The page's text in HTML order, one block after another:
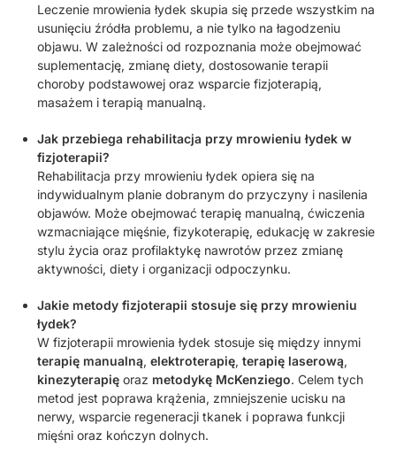
Leczenie mrowienia łydek skupia się przede wszystkim na
usunięciu źródła problemu, a nie tylko na łagodzeniu
objawu. W zależności od rozpoznania może obejmować
suplementację, zmianę diety, dostosowanie terapii
choroby podstawowej oraz wsparcie fizjoterapią,
masażem i terapią manualną.
Jak przebiega rehabilitacja przy mrowieniu łydek w
fizjoterapii?
Rehabilitacja przy mrowieniu łydek opiera się na
indywidualnym planie dobranym do przyczyny i nasilenia
objawów. Może obejmować terapię manualną, ćwiczenia
wzmacniające mięśnie, fizykoterapię, edukację w zakresie
stylu życia oraz profilaktykę nawrotów przez zmianę
aktywności, diety i organizacji odpoczynku.
Jakie metody fizjoterapii stosuje się przy mrowieniu
łydek?
W fizjoterapii mrowienia łydek stosuje się między innymi
terapię manualną,elektroterapię,terapię laserową,
kinezyterapię oraz metodykę McKenziego. Celem tych
metod jest poprawa krążenia, zmniejszenie ucisku na
nerwy, wsparcie regeneracji tkanek i poprawa funkcji
mięśni oraz kończyn dolnych.